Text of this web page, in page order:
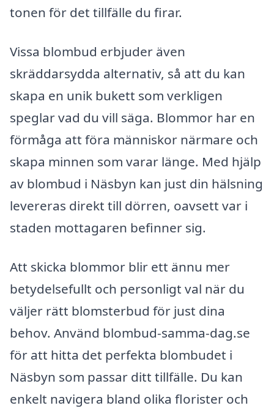
tonen för det tillfälle du firar.
Vissa blombud erbjuder även
skräddarsydda alternativ, så att du kan
skapa en unik bukett som verkligen
speglar vad du vill säga. Blommor har en
förmåga att föra människor närmare och
skapa minnen som varar länge. Med hjälp
av blombud i Näsbyn kan just din hälsning
levereras direkt till dörren, oavsett var i
staden mottagaren befinner sig.
Att skicka blommor blir ett ännu mer
betydelsefullt och personligt val när du
väljer rätt blomsterbud för just dina
behov. Använd blombud-samma-dag.se
för att hitta det perfekta blombudet i
Näsbyn som passar ditt tillfälle. Du kan
enkelt navigera bland olika florister och